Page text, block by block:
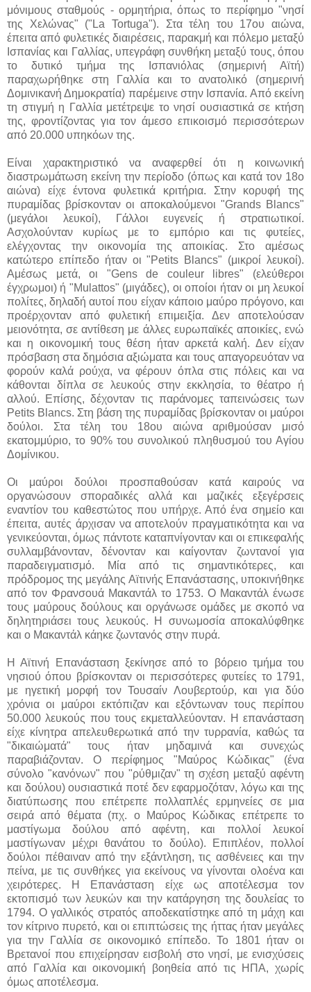
μόνιμους σταθμούς - ορμητήρια, όπως το περίφημο "νησί
της Χελώνας" ("La Tortuga"). Στα τέλη του 17ου αιώνα,
έπειτα από φυλετικές διαιρέσεις, παρακμή και πόλεμο μεταξύ
Ισπανίας και Γαλλίας, υπεγράφη συνθήκη μεταξύ τους, όπου
το δυτικό τμήμα της Ισπανιόλας (σημερινή Αϊτή)
παραχωρήθηκε στη Γαλλία και το ανατολικό (σημερινή
Δομινικανή Δημοκρατία) παρέμεινε στην Ισπανία. Από εκείνη
τη στιγμή η Γαλλία μετέτρεψε το νησί ουσιαστικά σε κτήση
της, φροντίζοντας για τον άμεσο επικοισμό περισσότερων
από 20.000 υπηκόων της.
Είναι χαρακτηριστικό να αναφερθεί ότι η κοινωνική
διαστρωμάτωση εκείνη την περίοδο (όπως και κατά τον 18ο
αιώνα) είχε έντονα φυλετικά κριτήρια. Στην κορυφή της
πυραμίδας βρίσκονταν οι αποκαλούμενοι "Grands Blancs"
(μεγάλοι λευκοί), Γάλλοι ευγενείς ή στρατιωτικοί.
Ασχολούνταν κυρίως με το εμπόριο και τις φυτείες,
ελέγχοντας την οικονομία της αποικίας. Στο αμέσως
κατώτερο επίπεδο ήταν οι "Petits Blancs" (μικροί λευκοί).
Αμέσως μετά, οι "Gens de couleur libres" (ελεύθεροι
έγχρωμοι) ή "Mulattos" (μιγάδες), οι οποίοι ήταν οι μη λευκοί
πολίτες, δηλαδή αυτοί που είχαν κάποιο μαύρο πρόγονο, και
προέρχονταν από φυλετική επιμειξία. Δεν αποτελούσαν
μειονότητα, σε αντίθεση με άλλες ευρωπαϊκές αποικίες, ενώ
και η οικονομική τους θέση ήταν αρκετά καλή. Δεν είχαν
πρόσβαση στα δημόσια αξιώματα και τους απαγορευόταν να
φορούν καλά ρούχα, να φέρουν όπλα στις πόλεις και να
κάθονται δίπλα σε λευκούς στην εκκλησία, το θέατρο ή
αλλού. Επίσης, δέχονταν τις παράνομες ταπεινώσεις των
Petits Blancs. Στη βάση της πυραμίδας βρίσκονταν οι μαύροι
δούλοι. Στα τέλη του 18ου αιώνα αριθμούσαν μισό
εκατομμύριο, το 90% του συνολικού πληθυσμού του Αγίου
Δομίνικου.
Οι μαύροι δούλοι προσπαθούσαν κατά καιρούς να
οργανώσουν σποραδικές αλλά και μαζικές εξεγέρσεις
εναντίον του καθεστώτος που υπήρχε. Από ένα σημείο και
έπειτα, αυτές άρχισαν να αποτελούν πραγματικότητα και να
γενικεύονται, όμως πάντοτε καταπνίγονταν και οι επικεφαλής
συλλαμβάνονταν, δένονταν και καίγονταν ζωντανοί για
παραδειγματισμό. Μία από τις σημαντικότερες, και
πρόδρομος της μεγάλης Αϊτινής Επανάστασης, υποκινήθηκε
από τον Φρανσουά Μακαντάλ το 1753. Ο Μακαντάλ ένωσε
τους μαύρους δούλους και οργάνωσε ομάδες με σκοπό να
δηλητηριάσει τους λευκούς. Η συνωμοσία αποκαλύφθηκε
και ο Μακαντάλ κάηκε ζωντανός στην πυρά.
Η Αϊτινή Επανάσταση ξεκίνησε από το βόρειο τμήμα του
νησιού όπου βρίσκονταν οι περισσότερες φυτείες το 1791,
με ηγετική μορφή τον Τουσαίν Λουβερτούρ, και για δύο
χρόνια οι μαύροι εκτόπιζαν και εξόντωναν τους περίπου
50.000 λευκούς που τους εκμεταλλεύονταν. Η επανάσταση
είχε κίνητρα απελευθερωτικά από την τυρρανία, καθώς τα
"δικαιώματά" τους ήταν μηδαμινά και συνεχώς
παραβιάζονταν. Ο περίφημος "Μαύρος Κώδικας" (ένα
σύνολο "κανόνων" που "ρύθμιζαν" τη σχέση μεταξύ αφέντη
και δούλου) ουσιαστικά ποτέ δεν εφαρμοζόταν, λόγω και της
διατύπωσης που επέτρεπε πολλαπλές ερμηνείες σε μια
σειρά από θέματα (πχ. ο Μαύρος Κώδικας επέτρεπε το
μαστίγωμα δούλου από αφέντη, και πολλοί λευκοί
μαστίγωναν μέχρι θανάτου το δούλο). Επιπλέον, πολλοί
δούλοι πέθαιναν από την εξάντληση, τις ασθένειες και την
πείνα, με τις συνθήκες για εκείνους να γίνονται ολοένα και
χειρότερες. Η Επανάσταση είχε ως αποτέλεσμα τον
εκτοπισμό των λευκών και την κατάργηση της δουλείας το
1794. Ο γαλλικός στρατός αποδεκατίστηκε από τη μάχη και
τον κίτρινο πυρετό, και οι επιπτώσεις της ήττας ήταν μεγάλες
για την Γαλλία σε οικονομικό επίπεδο. Το 1801 ήταν οι
Βρετανοί που επιχείρησαν εισβολή στο νησί, με ενισχύσεις
από Γαλλία και οικονομική βοηθεία από τις ΗΠΑ, χωρίς
όμως αποτέλεσμα.